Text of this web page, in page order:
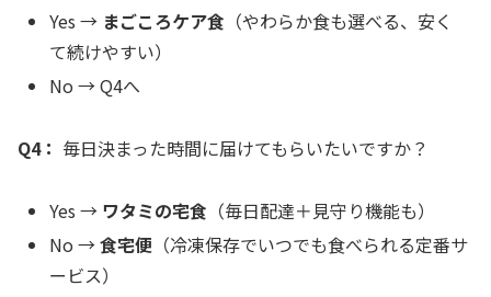
Yes → まごころケア食 （やわらか食も選べる、安く
て続けやすい）
No → Q4へ
Q4： 毎日決まった時間に届けてもらいたいですか？
Yes → ワタミの宅食 （毎日配達＋見守り機能も）
No →食宅便 （冷凍保存でいつでも食べられる定番サ
ービス）